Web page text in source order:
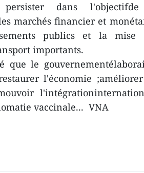
dans
marchés financier et
publics et la
importants.
que le
l'économie
vaccinale... VNA